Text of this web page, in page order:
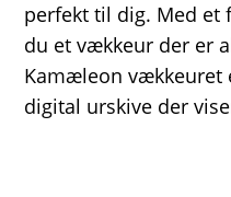
perfekt til dig. Med et
du et vækkeur der er
Kamæleon vækkeuret
digital urskive der